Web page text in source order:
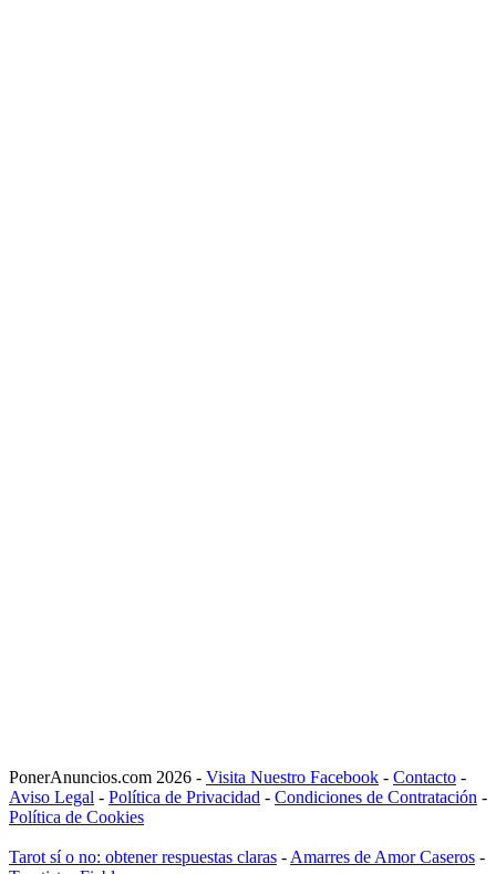
PonerAnuncios.com 2026 - Visita Nuestro Facebook - Contacto -
Aviso Legal - Política de Privacidad - Condiciones de Contratación -
Política de Cookies
Tarot sí o no: obtener respuestas claras - Amarres de Amor Caseros -